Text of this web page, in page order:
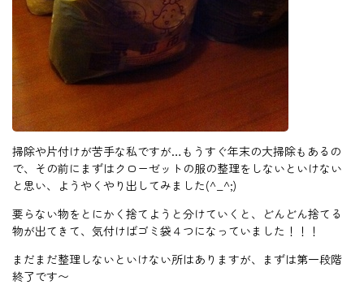
掃除や片付けが苦手な私ですが…もうすぐ年末の大掃除もあるの
で、その前にまずはクローゼットの服の整理をしないといけない
と思い、ようやくやり出してみました(^_^;)
要らない物をとにかく捨てようと分けていくと、どんどん捨てる
物が出てきて、気付けばゴミ袋４つになっていました！！！
まだまだ整理しないといけない所はありますが、まずは第一段階
終了です〜